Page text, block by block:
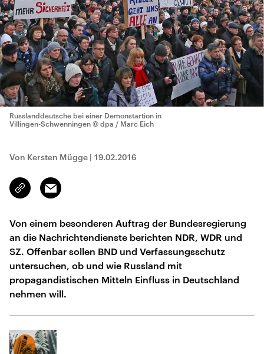
Russlanddeutsche bei einer Demonstartion in
Villingen-Schwenningen © dpa / Marc Eich
Von Kersten Mügge | 19.02.2016
Link
kopieren/teilen
Email
Von einem besonderen Auftrag der Bundesregierung
an die Nachrichtendienste berichten NDR, WDR und
SZ. Offenbar sollen BND und Verfassungsschutz
untersuchen, ob und wie Russland mit
propagandistischen Mitteln Einfluss in Deutschland
nehmen will.